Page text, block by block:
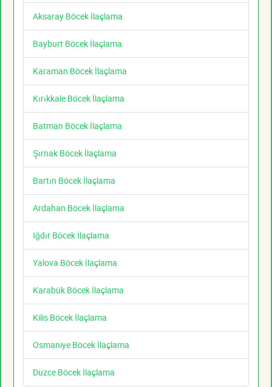
Aksaray Böcek İlaçlama
Bayburt Böcek İlaçlama
Karaman Böcek İlaçlama
Kırıkkale Böcek İlaçlama
Batman Böcek İlaçlama
Şırnak Böcek İlaçlama
Bartın Böcek İlaçlama
Ardahan Böcek İlaçlama
Iğdır Böcek İlaçlama
Yalova Böcek İlaçlama
Karabük Böcek İlaçlama
Kilis Böcek İlaçlama
Osmaniye Böcek İlaçlama
Düzce Böcek İlaçlama